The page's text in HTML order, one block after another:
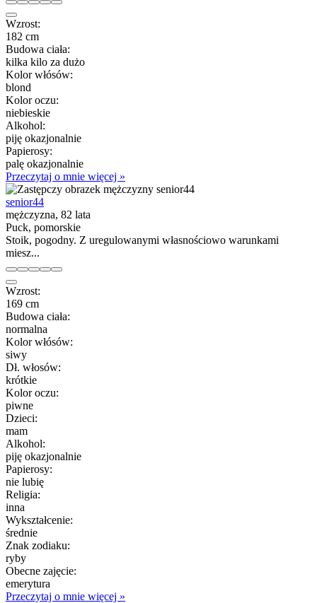
Wzrost:
182 cm
Budowa ciała:
kilka kilo za dużo
Kolor włósów:
blond
Kolor oczu:
niebieskie
Alkohol:
piję okazjonalnie
Papierosy:
palę okazjonalnie
Przeczytaj o mnie więcej »
senior44
mężczyzna, 82 lata
Puck, pomorskie
Stoik, pogodny. Z uregulowanymi własnościowo warunkami
miesz...
Wzrost:
169 cm
Budowa ciała:
normalna
Kolor włósów:
siwy
Dł. włosów:
krótkie
Kolor oczu:
piwne
Dzieci:
mam
Alkohol:
piję okazjonalnie
Papierosy:
nie lubię
Religia:
inna
Wykształcenie:
średnie
Znak zodiaku:
ryby
Obecne zajęcie:
emerytura
Przeczytaj o mnie więcej »